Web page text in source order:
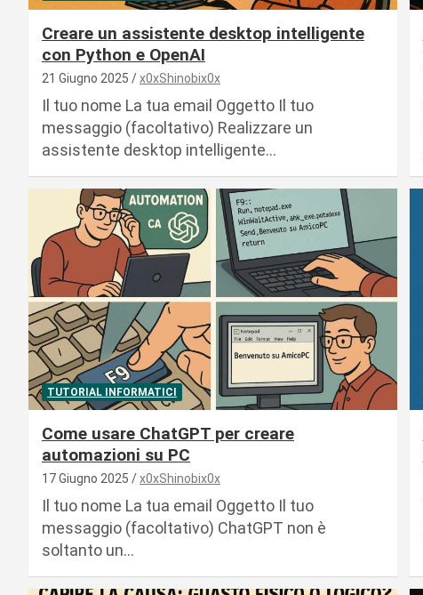
Creare un assistente desktop intelligente
con Python e OpenAI
21 Giugno 2025 x0xShinobix0x
Il tuo nome La tua email Oggetto Il tuo
messaggio (facoltativo) Realizzare un
assistente desktop intelligente…
TUTORIAL INFORMATICI
Come usare ChatGPT per creare
automazioni su PC
17 Giugno 2025 x0xShinobix0x
Il tuo nome La tua email Oggetto Il tuo
messaggio (facoltativo) ChatGPT non è
soltanto un…